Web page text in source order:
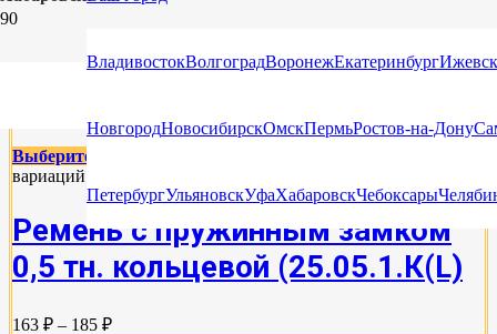
ВладивостокВолгоградВоронежЕкатеринбургИжевск
НовгородНовосибирскОмскПермьРостов-на-Дону
ПетербургУльяновскУфаХабаровскЧебоксары
СТЯЖНЫЕ РЕМНИ КОЛЬЦЕВЫЕ ДЛЯ
Выберите параметры
вариаций. Опции можно выбрать на странице товара.
Ремень с пружинным замком
0,5 тн. кольцевой (25.05.1.К(L)
163 ₽ – 185 ₽